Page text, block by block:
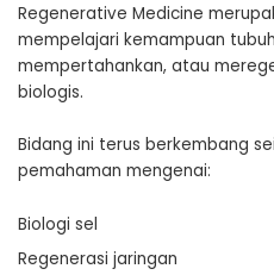
Regenerative Medicine
mempelajari kemampuan
mempertahankan, atau
biologis.
Bidang ini terus berkembang
pemahaman mengenai:
Biologi sel
Regenerasi jaringan